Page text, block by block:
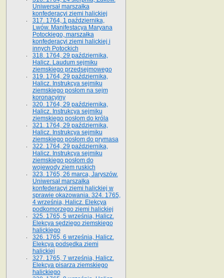
Uniwersał marszałka
konfederacyi ziemi halickiej
317. 1764, 1 października,
Lwów. Manifestacya Maryana
Potockiego, marszałka
konfederacyi ziemi halickiej i
innych Potockich
318. 1764, 29 października,
Halicz. Laudum sejmiku
ziemskiego przedsejmowego
319. 1764, 29 października,
Halicz. Instrukcya sejmiku
ziemskiego posłom na sejm
koronacyjny
320. 1764, 29 października,
Halicz. Instrukcya sejmiku
ziemskiego posłom do króla
321. 1764, 29 października,
Halicz. Instrukcya sejmiku
ziemskiego posłom do prymasa
322. 1764, 29 października,
Halicz. Instrukcya sejmiku
ziemskiego posłom do
wojewody ziem ruskich
323. 1765, 26 marca, Jaryszów.
Uniwersał marszałka
konfederacyi ziemi halickiej w
sprawie okazowania. 324. 1765,
4 września, Halicz. Elekcya
podkomorzego ziemi halickiej
325. 1765, 5 września, Halicz.
Elekcya sędziego ziemskiego
halickiego
326. 1765, 6 września, Halicz.
Elekcya podsędka ziemi
halickiej
327. 1765, 7 września, Halicz.
Elekcya pisarza ziemskiego
halickiego